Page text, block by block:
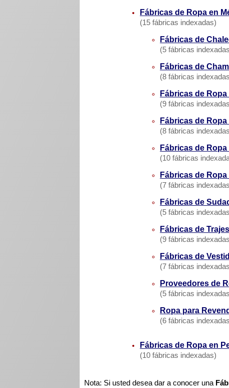
Fábricas de Ropa en
(15 fábricas indexadas)
Fábricas de
(5 fábricas
Fábricas de
(8 fábricas
Fábricas de
(9 fábricas
Fábricas de
(8 fábricas
Fábricas de
(10 fábricas
Fábricas de
(7 fábricas
Fábricas de
(5 fábricas
Fábricas de
(9 fábricas
Fábricas de
(7 fábricas
Proveedores de
(5 fábricas
Ropa para
(6 fábricas
Fábricas de Ropa en
(10 fábricas indexadas)
Nota: Si usted desea dar a conocer una